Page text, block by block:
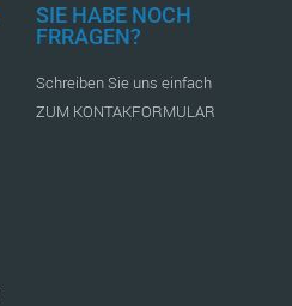
SIE HABE NOCH
FRRAGEN?
Schreiben Sie uns einfach
ZUM KONTAKFORMULAR